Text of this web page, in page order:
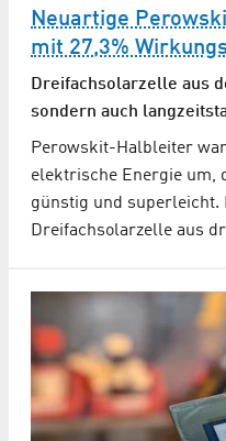
Neuartige
mit 27,3%
Dreifachsolarzelle aus
sondern auch
Perowskit-Halbleiter
elektrische Energie um,
günstig und superleicht.
Dreifachsolarzelle aus